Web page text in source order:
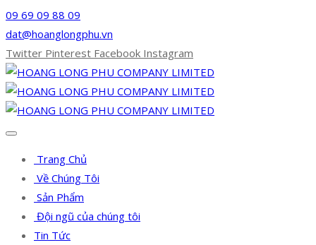
09 69 09 88 09
dat@hoanglongphu.vn
Twitter Pinterest Facebook Instagram
Trang Chủ
Về Chúng Tôi
Sản Phẩm
Đội ngũ của chúng tôi
Tin Tức